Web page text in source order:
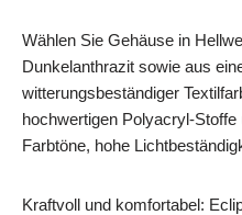
Wählen Sie Gehäuse in
Dunkelanthrazit sowie aus
witterungsbeständiger
hochwertigen Polyacryl-
Farbtöne, hohe
Kraftvoll und komfortabel: